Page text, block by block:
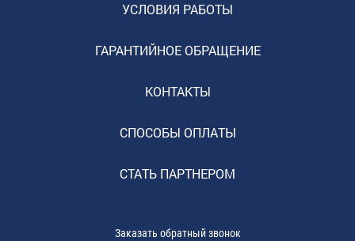
УСЛОВИЯ РАБОТЫ
ГАРАНТИЙНОЕ ОБРАЩЕНИЕ
КОНТАКТЫ
СПОСОБЫ ОПЛАТЫ
СТАТЬ ПАРТНЕРОМ
Заказать обратный звонок